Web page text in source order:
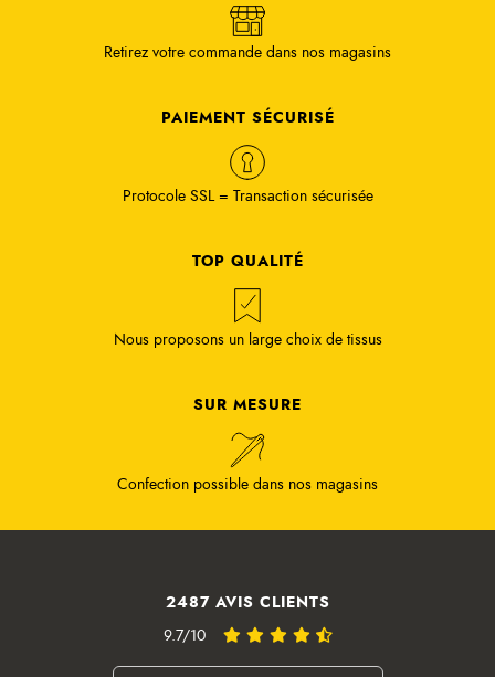
Retirez votre commande dans nos magasins
PAIEMENT SÉCURISÉ
Protocole SSL = Transaction sécurisée
TOP QUALITÉ
Nous proposons un large choix de tissus
SUR MESURE
Confection possible dans nos magasins
2487 AVIS CLIENTS
9.7/10